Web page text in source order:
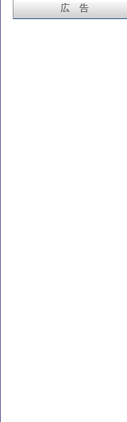
広 告